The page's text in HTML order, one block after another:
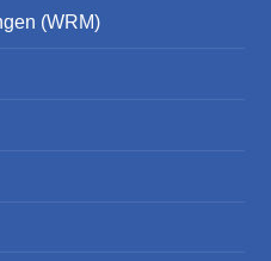
(WRM)